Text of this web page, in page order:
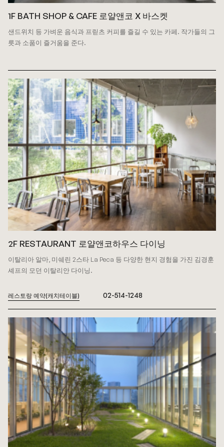
1F BATH SHOP & CAFE 로얄앤코 X 바스켓
샌드위치 등 가벼운 음식과 프릳츠 커피를 즐길 수 있는 카페. 작가들의 그
릇과 소품이 즐거움을 준다.
2F RESTAURANT 로얄앤코하우스 다이닝
이탈리아 알마, 미쉐린 2스타 La Peca 등 다양한 현지 경험을 가진 김경훈
셰프의 모던 이탈리안 다이닝.
레스토랑 예약(캐치테이블) 02-514-1248